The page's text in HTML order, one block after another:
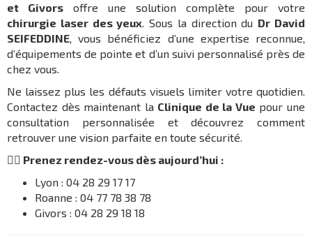
et Givors offre une solution complète pour votre
chirurgie laser des yeux. Sous la direction du Dr David
SEIFEDDINE, vous bénéficiez d’une expertise reconnue,
d’équipements de pointe et d’un suivi personnalisé près de
chez vous.
Ne laissez plus les défauts visuels limiter votre quotidien.
Contactez dès maintenant la Clinique de la Vue pour une
consultation personnalisée et découvrez comment
retrouver une vision parfaite en toute sécurité.
👨‍⚕️ Prenez rendez-vous dès aujourd’hui :
Lyon : 04 28 29 17 17
Roanne : 04 77 78 38 78
Givors : 04 28 29 18 18